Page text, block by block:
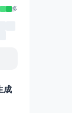
多
成